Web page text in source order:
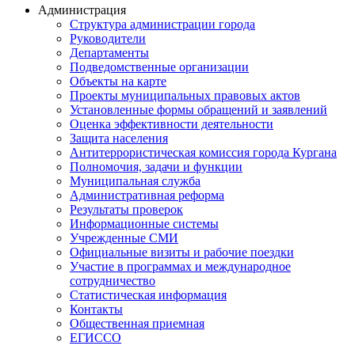
Администрация
Структура администрации города
Руководители
Департаменты
Подведомственные организации
Объекты на карте
Проекты муниципальных правовых актов
Установленные формы обращений и заявлений
Оценка эффективности деятельности
Защита населения
Антитеррористическая комиссия города Кургана
Полномочия, задачи и функции
Муниципальная служба
Административная реформа
Результаты проверок
Информационные системы
Учрежденные СМИ
Официальные визиты и рабочие поездки
Участие в программах и международное
сотрудничество
Статистическая информация
Контакты
Общественная приемная
ЕГИССО